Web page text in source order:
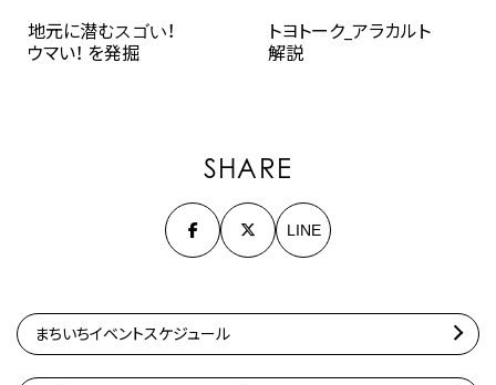
地元に潜むスゴい！
ウマい！ を発掘
トヨトーク_アラカルト
解説
SHARE
LINE
まちいちイベントスケジュール